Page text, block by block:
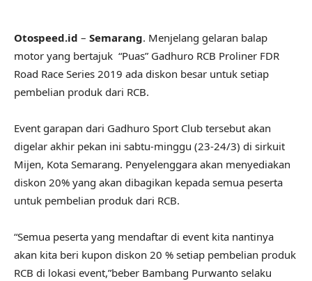
Otospeed.id – Semarang. Menjelang gelaran balap
motor yang bertajuk “Puas” Gadhuro RCB Proliner FDR
Road Race Series 2019 ada diskon besar untuk setiap
pembelian produk dari RCB.
Event garapan dari Gadhuro Sport Club tersebut akan
digelar akhir pekan ini sabtu-minggu (23-24/3) di sirkuit
Mijen, Kota Semarang. Penyelenggara akan menyediakan
diskon 20% yang akan dibagikan kepada semua peserta
untuk pembelian produk dari RCB.
“Semua peserta yang mendaftar di event kita nantinya
akan kita beri kupon diskon 20 % setiap pembelian produk
RCB di lokasi event,”beber Bambang Purwanto selaku